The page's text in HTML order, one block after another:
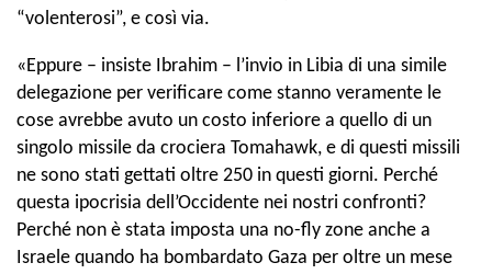
“volenterosi”, e così via.
«Eppure – insiste Ibrahim – l’invio in Libia di una simile
delegazione per verificare come stanno veramente le
cose avrebbe avuto un costo inferiore a quello di un
singolo missile da crociera Tomahawk, e di questi missili
ne sono stati gettati oltre 250 in questi giorni. Perché
questa ipocrisia dell’Occidente nei nostri confronti?
Perché non è stata imposta una no-fly zone anche a
Israele quando ha bombardato Gaza per oltre un mese